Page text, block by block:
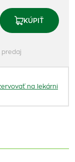
KÚPIŤ
na lekárni